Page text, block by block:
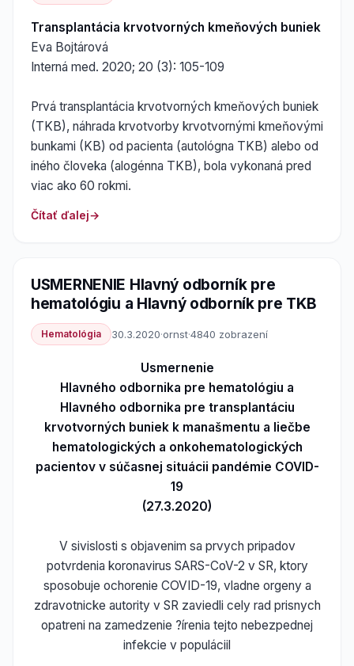
Transplantácia krvotvorných kmeňových buniek
Eva Bojtárová
Interná med. 2020; 20 (3): 105-109
Prvá transplantácia krvotvorných kmeňových buniek
(TKB), náhrada krvotvorby krvotvornými kmeňovými
bunkami (KB) od pacienta (autológna TKB) alebo od
iného človeka (alogénna TKB), bola vykonaná pred
viac ako 60 rokmi.
Čítať ďalej
USMERNENIE Hlavný odborník pre
hematológiu a Hlavný odborník pre TKB
Hematológia 30.3.2020·ornst·4840 zobrazení
Usmernenie
Hlavného odbornika pre hematológiu a
Hlavného odbornika pre transplantáciu
krvotvorných buniek k manašmentu a liečbe
hematologických a onkohematologických
pacientov v súčasnej situácii pandémie COVID-
19
(27.3.2020)
V sivislosti s objavenim sa prvych pripadov
potvrdenia koronavirus SARS-CoV-2 v SR, ktory
sposobuje ochorenie COVID-19, vladne orgeny a
zdravotnicke autority v SR zaviedli cely rad prisnych
opatreni na zamedzenie ?írenia tejto nebezpednej
infekcie v populáciil